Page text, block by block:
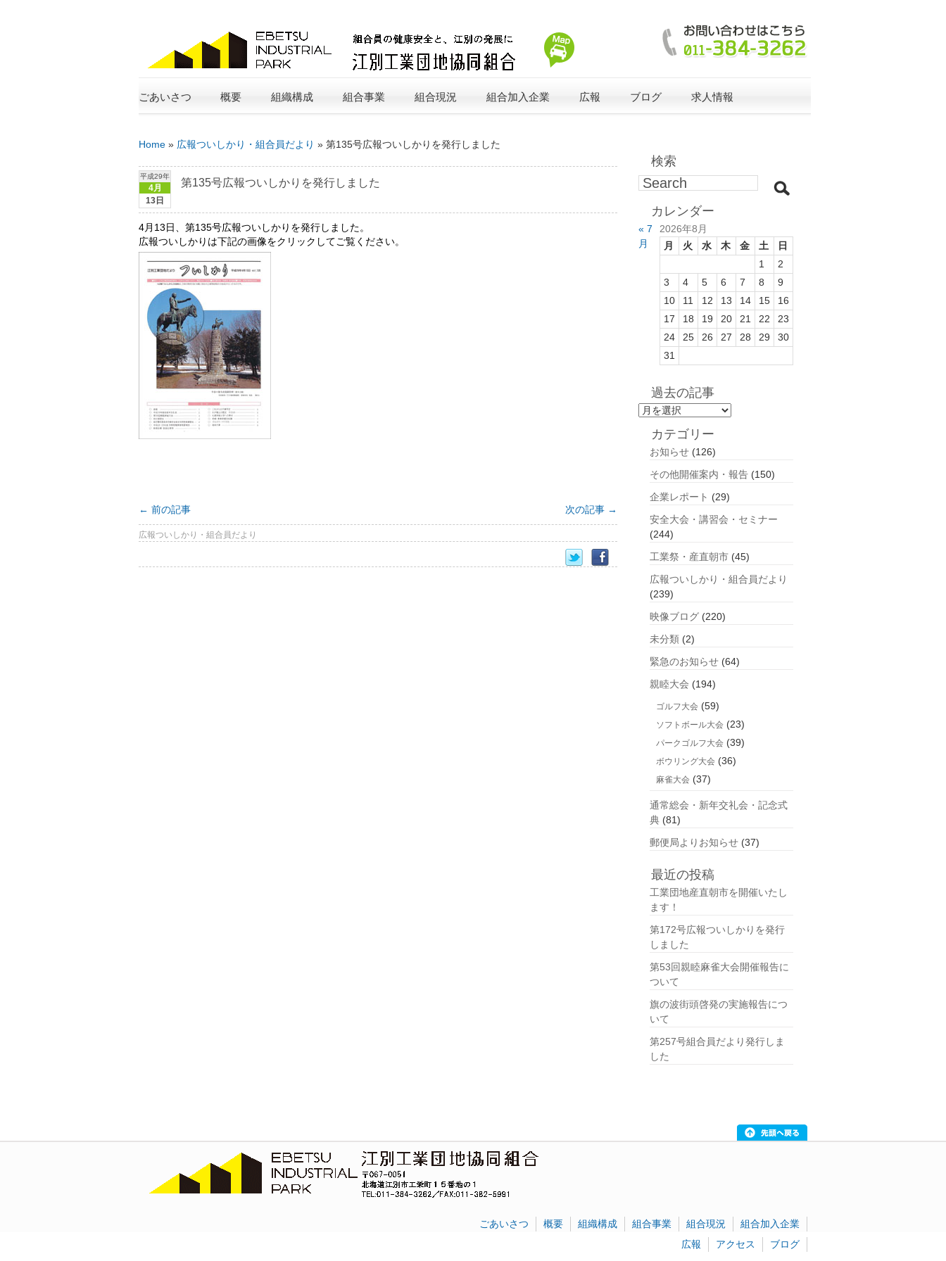
ごあいさつ 概要 組織構成 組合事業 組合現況 組合加入企業 広報 ブログ 求人情報
Home » 広報ついしかり・組合員だより » 第135号広報ついしかりを発行しました
平成29年
4月
13日
第135号広報ついしかりを発行しました
4月13日、第135号広報ついしかりを発行しました。
広報ついしかりは下記の画像をクリックしてご覧ください。
← 前の記事 次の記事 →
広報ついしかり・組合員だより
検索
カレンダー
2026年8月
月
火 水 木 金 土
日
1
2
3
4 5 6 7 8
9
10
11 12 13 14 15
16
17
18 19 20 21 22
23
24
25 26 27 28 29
30
31
« 7
月
過去の記事
過
カテゴリー
お知らせ (126)
その他開催案内・報告 (150)
企業レポート (29)
安全大会・講習会・セミナー
(244)
工業祭・産直朝市 (45)
広報ついしかり・組合員だより
(239)
映像ブログ (220)
未分類 (2)
緊急のお知らせ (64)
親睦大会 (194)
ゴルフ大会 (59)
ソフトボール大会 (23)
パークゴルフ大会 (39)
ボウリング大会 (36)
麻雀大会 (37)
通常総会・新年交礼会・記念式
典 (81)
郵便局よりお知らせ (37)
最近の投稿
工業団地産直朝市を開催いたし
ます！
第172号広報ついしかりを発行
しました
第53回親睦麻雀大会開催報告に
ついて
旗の波街頭啓発の実施報告につ
いて
第257号組合員だより発行しま
した
ごあいさつ 概要 組織構成 組合事業 組合現況
組合加入企業
広報
アクセス ブログ